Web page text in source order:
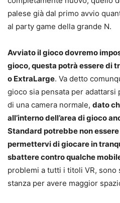
palese già dal primo avvio
al party game della grande N.
Avviato il gioco dovremo
gioco, questa potrà essere di
o ExtraLarge. Va detto
gioco sia pensata per
di una camera normale, dato
all’interno dell’area di gioco
Standard potrebbe non
permettervi di giocare in
sbattere contro qualche
problemi a tutti i titoli VR, sono
stanza per avere maggior